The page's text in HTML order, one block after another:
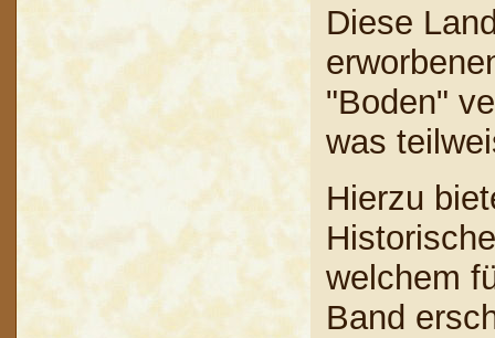
Diese
"Boden"
was
Hierzu
welchem
Band